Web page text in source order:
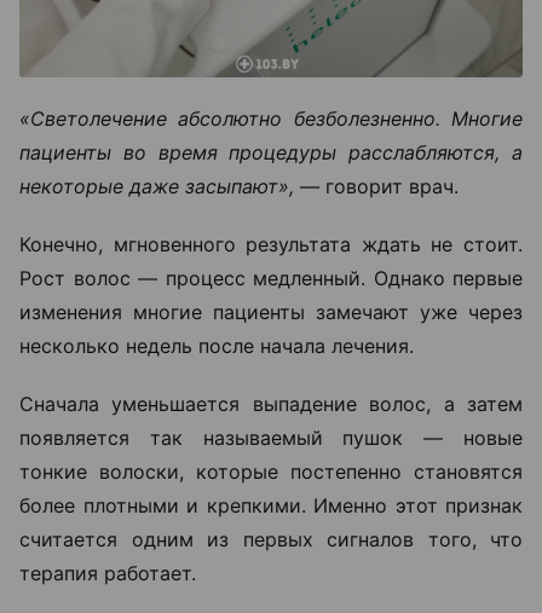
«Светолечение абсолютно безболезненно. Многие
пациенты во время процедуры расслабляются, а
некоторые даже засыпают», — говорит врач.
Конечно, мгновенного результата ждать не стоит.
Рост волос — процесс медленный. Однако первые
изменения многие пациенты замечают уже через
несколько недель после начала лечения.
Сначала уменьшается выпадение волос, а затем
появляется так называемый пушок — новые
тонкие волоски, которые постепенно становятся
более плотными и крепкими. Именно этот признак
считается одним из первых сигналов того, что
терапия работает.